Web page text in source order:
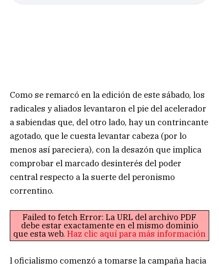
Como se remarcó en la edición de este sábado, los
radicales y aliados levantaron el pie del acelerador
a sabiendas que, del otro lado, hay un contrincante
agotado, que le cuesta levantar cabeza (por lo
menos así pareciera), con la desazón que implica
comprobar el marcado desinterés del poder
central respecto a la suerte del peronismo
correntino.
Failed to fetch Error: La URL del archivo PDF
debe estar exactamente en el mismo dominio
que esta web. Haz clic aquí para más información
l oficialismo comenzó a tomarse la campaña hacia